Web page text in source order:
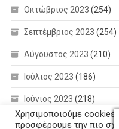
Οκτώβριος 2023 (254)
Σεπτέμβριος 2023 (254)
Αύγουστος 2023 (210)
Ιούλιος 2023 (186)
Ιούνιος 2023 (218)
Μάιος 2023(198)